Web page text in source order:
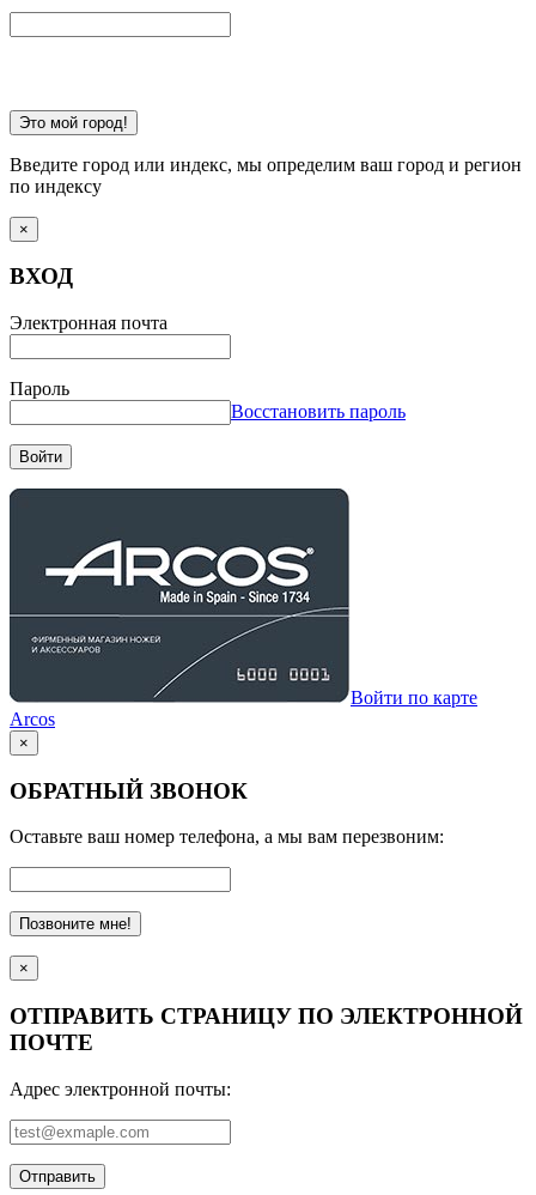
Это мой город!
Введите город или индекс, мы определим ваш город и регион
по индексу
×
ВХОД
Электронная почта
Пароль
Восстановить пароль
Войти
Войти по карте
Arcos
×
ОБРАТНЫЙ ЗВОНОК
Оставьте ваш номер телефона, а мы вам перезвоним:
Позвоните мне!
×
ОТПРАВИТЬ СТРАНИЦУ ПО ЭЛЕКТРОННОЙ
ПОЧТЕ
Адрес электронной почты:
Отправить